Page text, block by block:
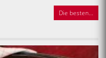
Die besten...